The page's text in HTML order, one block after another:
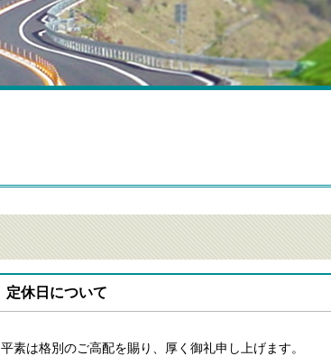
定休日について
平素は格別のご高配を賜り、厚く御礼申し上げます。